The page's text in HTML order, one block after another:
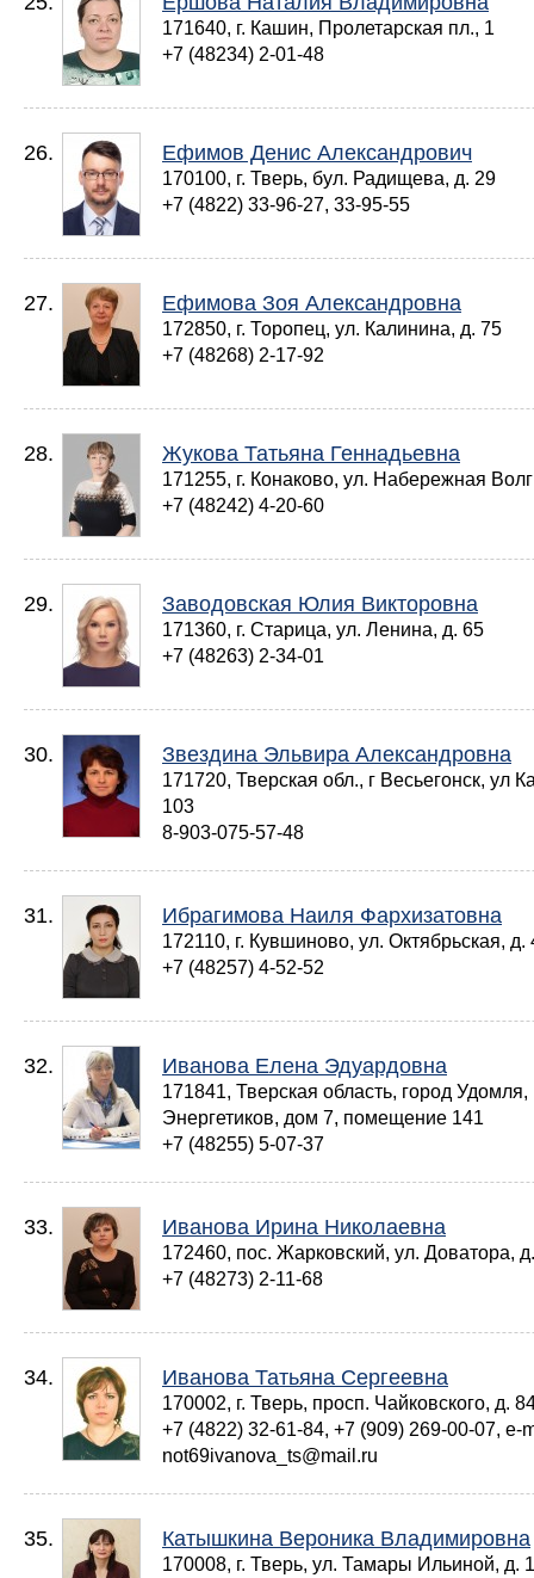
171640, г. Кашин, Пролетарская пл., 1
+7 (48234) 2-01-48
26. Ефимов Денис Александрович
170100, г. Тверь, бул. Радищева, д. 29
+7 (4822) 33-96-27, 33-95-55
27. Ефимова Зоя Александровна
172850, г. Торопец, ул. Калинина, д. 75
+7 (48268) 2-17-92
28. Жукова Татьяна Геннадьевна
171255, г. Конаково, ул. Набережная
+7 (48242) 4-20-60
29. Заводовская Юлия Викторовна
171360, г. Старица, ул. Ленина, д. 65
+7 (48263) 2-34-01
30. Звездина Эльвира Александровна
171720, Тверская обл., г Весьегонск, ул
103
8-903-075-57-48
31. Ибрагимова Наиля Фархизатовна
172110, г. Кувшиново, ул. Октябрьская, д.
+7 (48257) 4-52-52
32. Иванова Елена Эдуардовна
171841, Тверская область, город Удомля,
Энергетиков, дом 7, помещение 141
+7 (48255) 5-07-37
33. Иванова Ирина Николаевна
172460, пос. Жарковский, ул. Доватора,
+7 (48273) 2-11-68
34. Иванова Татьяна Сергеевна
170002, г. Тверь, просп. Чайковского, д.
+7 (4822) 32-61-84, +7 (909) 269-00-07, e-
not69ivanova_ts@mail.ru
35. Катышкина Вероника Владимировна
170008, г. Тверь, ул. Тамары Ильиной, д.